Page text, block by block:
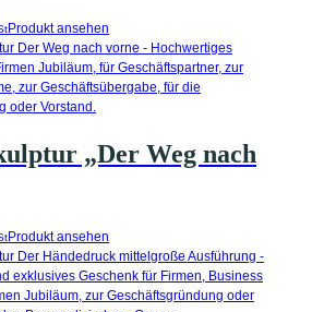
Produkt ansehen
„Der Weg nach
Produkt ansehen